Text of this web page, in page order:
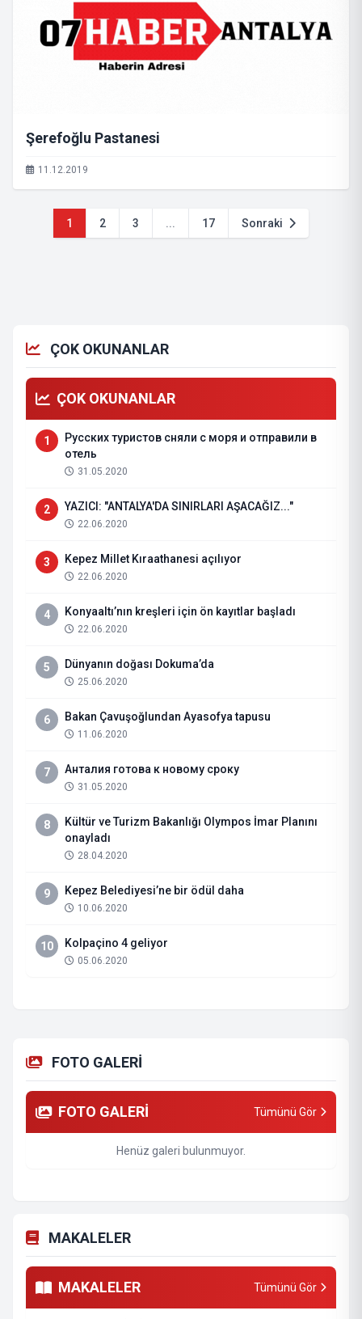
Şerefoğlu Pastanesi
11.12.2019
1 2 3 ... 17 Sonraki
ÇOK OKUNANLAR
ÇOK OKUNANLAR
1
Русских туристов сняли с моря и отправили в
отель
31.05.2020
2 YAZICI: "ANTALYA'DA SINIRLARI AŞACAĞIZ..."
22.06.2020
3 Kepez Millet Kıraathanesi açılıyor
22.06.2020
4 Konyaaltı’nın kreşleri için ön kayıtlar başladı
22.06.2020
5 Dünyanın doğası Dokuma’da
25.06.2020
6 Bakan Çavuşoğlundan Ayasofya tapusu
11.06.2020
7 Анталия готова к новому сроку
31.05.2020
8
Kültür ve Turizm Bakanlığı Olympos İmar Planını
onayladı
28.04.2020
9 Kepez Belediyesi’ne bir ödül daha
10.06.2020
10 Kolpaçino 4 geliyor
05.06.2020
FOTO GALERİ
FOTO GALERİ Tümünü Gör
Henüz galeri bulunmuyor.
MAKALELER
MAKALELER Tümünü Gör